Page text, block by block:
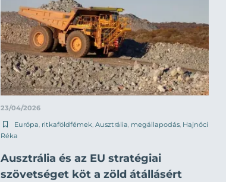
23/04/2026
Európa, ritkaföldfémek, Ausztrália, megállapodás, Hajnóci
Réka
Ausztrália és az EU stratégiai
szövetséget köt a zöld átállásért